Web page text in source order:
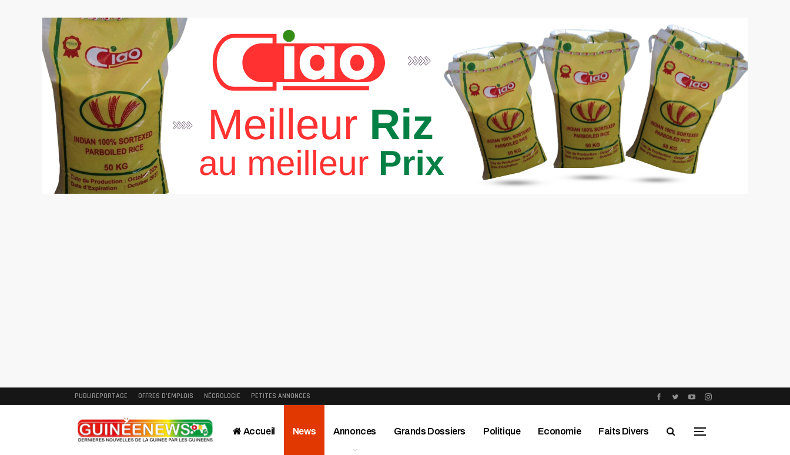
PUBLIREPORTAGE OFFRES D’EMPLOIS NÉCROLOGIE PETITES ANNONCES
Accueil News Annonces Grands Dossiers Politique Economie Faits Divers